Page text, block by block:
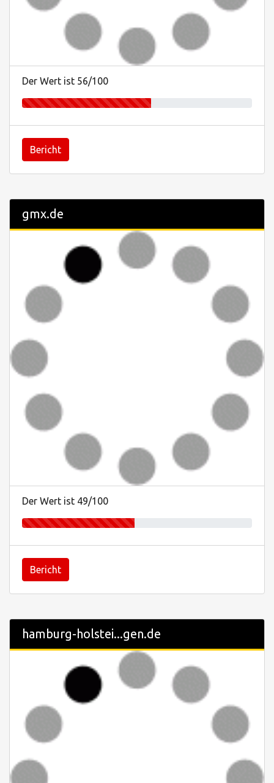
Der Wert ist 56/100
Bericht
gmx.de
Der Wert ist 49/100
Bericht
hamburg-holstei...gen.de